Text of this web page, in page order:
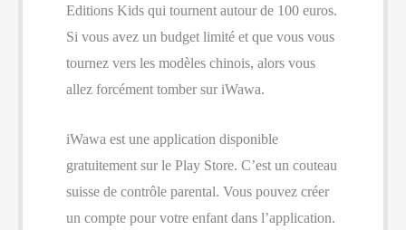
Editions Kids qui tournent autour de 100 euros.
Si vous avez un budget limité et que vous vous
tournez vers les modèles chinois, alors vous
allez forcément tomber sur iWawa.
iWawa est une application disponible
gratuitement sur le Play Store. C’est un couteau
suisse de contrôle parental. Vous pouvez créer
un compte pour votre enfant dans l’application.